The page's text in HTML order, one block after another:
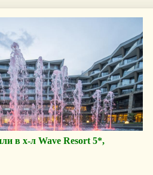
в х-л Wave Resort 5*,